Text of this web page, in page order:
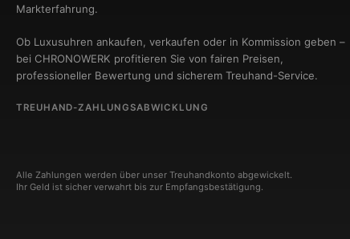
Markterfahrung.
Ob Luxusuhren ankaufen, verkaufen oder in Kommission geben –
bei CHRONOWERK profitieren Sie von fairen Preisen,
professioneller Bewertung und sicherem Treuhand-Service.
TREUHAND-ZAHLUNGSABWICKLUNG
Alle Zahlungen werden über unser Treuhandkonto abgewickelt.
Ihr Geld ist sicher verwahrt bis zur Empfangsbestätigung.